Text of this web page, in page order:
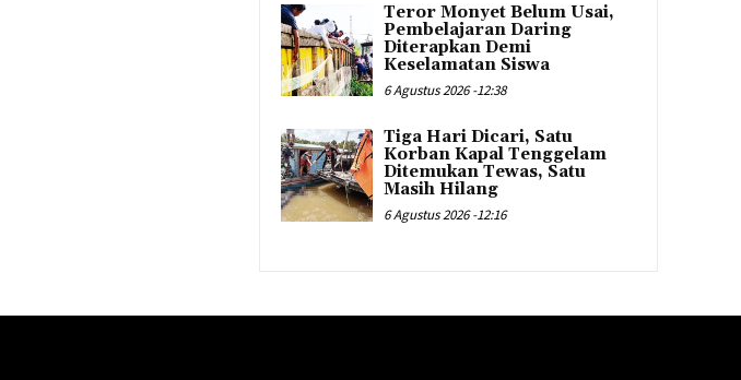
Teror Monyet Belum Usai,
Pembelajaran Daring
Diterapkan Demi
Keselamatan Siswa
6 Agustus 2026 -12:38
Tiga Hari Dicari, Satu
Korban Kapal Tenggelam
Ditemukan Tewas, Satu
Masih Hilang
6 Agustus 2026 -12:16